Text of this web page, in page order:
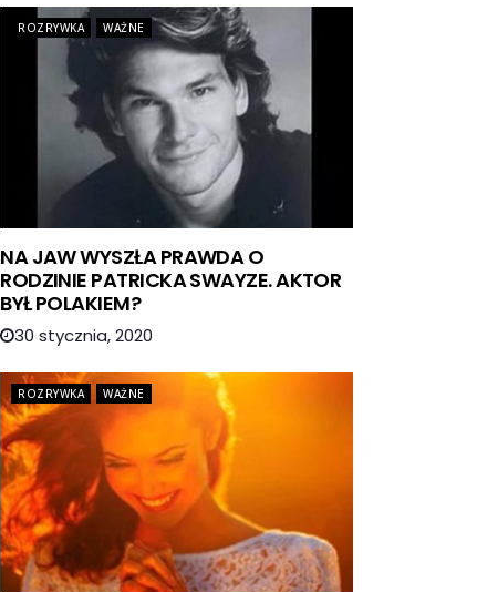
ROZRYWKA WAŻNE
NA JAW WYSZŁA PRAWDA O
RODZINIE PATRICKA SWAYZE. AKTOR
BYŁ POLAKIEM?
30 stycznia, 2020
ROZRYWKA WAŻNE